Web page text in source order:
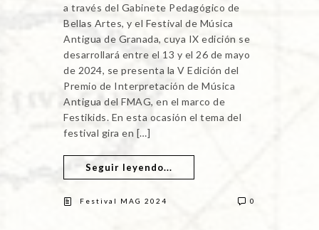
a través del Gabinete Pedagógico de
Bellas Artes, y el Festival de Música
Antigua de Granada, cuya IX edición se
desarrollará entre el 13 y el 26 de mayo
de 2024, se presenta la V Edición del
Premio de Interpretación de Música
Antigua del FMAG, en el marco de
Festikids. En esta ocasión el tema del
festival gira en […]
Seguir leyendo...
Festival MAG 2024 0